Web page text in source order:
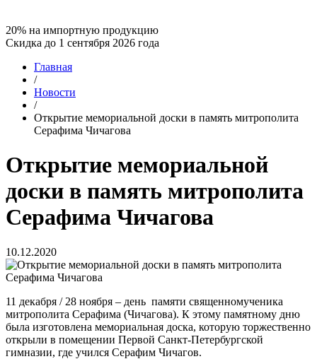
20% на импортную продукцию
Скидка до 1 сентября 2026 года
Главная
/
Новости
/
Открытие мемориальной доски в память митрополита
Серафима Чичагова
Открытие мемориальной
доски в память митрополита
Серафима Чичагова
10.12.2020
11 декабря / 28 ноября – день памяти священномученика
митрополита Серафима (Чичагова). К этому памятному дню
была изготовлена мемориальная доска, которую торжественно
открыли в помещении Первой Санкт-Петербургской
гимназии, где учился Серафим Чичагов.